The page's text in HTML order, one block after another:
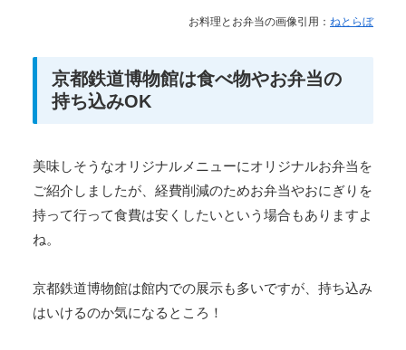
お料理とお弁当の画像引用： ねとらぼ
京都鉄道博物館は食べ物やお弁当の
持ち込みOK
美味しそうなオリジナルメニューにオリジナルお弁当を
ご紹介しましたが、経費削減のためお弁当やおにぎりを
持って行って食費は安くしたいという場合もありますよ
ね。
京都鉄道博物館は館内での展示も多いですが、持ち込み
はいけるのか気になるところ！